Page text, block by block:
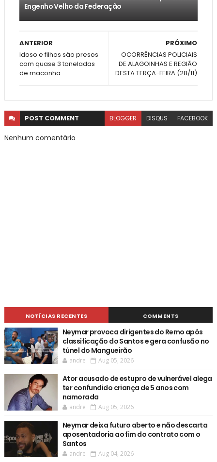
Engenho Velho da Federação
PRÓXIMO
OCORRÊNCIAS POLICIAIS
DE ALAGOINHAS E REGIÃO
DESTA TERÇA-FEIRA (28/11)
ANTERIOR
Idoso e filhos são presos
com quase 3 toneladas
de maconha
POST COMMENT BLOGGER DISQUS FACEBOOK
Nenhum comentário
NOTÍCIAS RECENTES COMMENTS
Neymar provoca dirigentes do Remo após
classificação do Santos e gera confusão no
túnel do Mangueirão
andre Aug 05, 2026
Ator acusado de estupro de vulnerável alega
ter confundido criança de 5 anos com
namorada
andre Aug 05, 2026
Neymar deixa futuro aberto e não descarta
aposentadoria ao fim do contrato com o
Santos
andre Aug 04, 2026